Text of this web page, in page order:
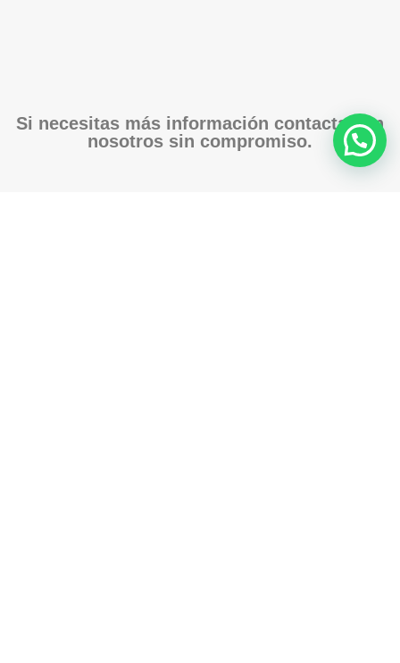
Si necesitas más información contacta con
nosotros sin compromiso.